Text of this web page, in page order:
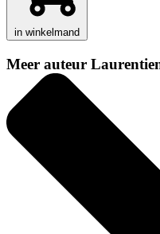
in winkelmand
Meer auteur